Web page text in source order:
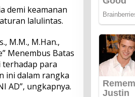
demi keamanan
lalulintas.
M.M., M.Han.,
Menembus Batas
terhadap para
ini dalam rangka
AD”, ungkapnya.